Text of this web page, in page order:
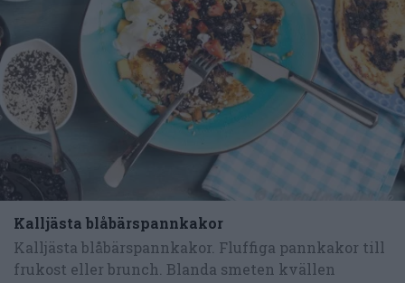
Kalljästa blåbärspannkakor
Kalljästa blåbärspannkakor. Fluffiga pannkakor till
frukost eller brunch. Blanda smeten kvällen